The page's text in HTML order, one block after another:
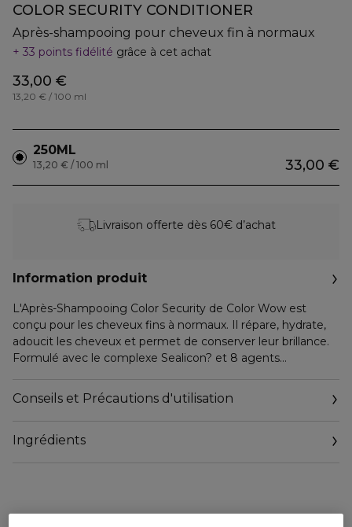
COLOR SECURITY CONDITIONER
Après-shampooing pour cheveux fin à normaux
33 points fidélité grâce à cet achat
33,00 €
13,20 € / 100 ml
250ML
33,00 €
13,20 € / 100 ml
Livraison offerte dès 60€ d’achat
Information produit
L'Après-Shampooing Color Security de Color Wow est
conçu pour les cheveux fins à normaux. Il répare, hydrate,
adoucit les cheveux et permet de conserver leur brillance.
Formulé avec le complexe Sealicon? et 8 agents
Les cheveux sont éclatants de santé de la racine à la
pointe. Un mélange unique d'agents traitants qui ne vont ni
Formule légère, finition haute brillance.
Conseils et Précautions d'utilisation
Ingrédients